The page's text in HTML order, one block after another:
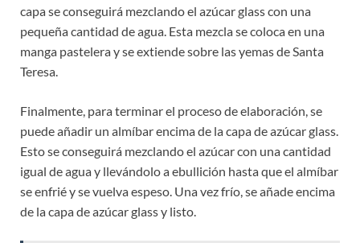
capa se conseguirá mezclando el azúcar glass con una
pequeña cantidad de agua. Esta mezcla se coloca en una
manga pastelera y se extiende sobre las yemas de Santa
Teresa.
Finalmente, para terminar el proceso de elaboración, se
puede añadir un almíbar encima de la capa de azúcar glass.
Esto se conseguirá mezclando el azúcar con una cantidad
igual de agua y llevándolo a ebullición hasta que el almíbar
se enfrié y se vuelva espeso. Una vez frío, se añade encima
de la capa de azúcar glass y listo.